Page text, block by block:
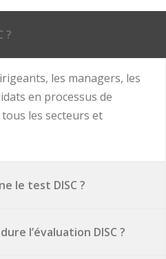
?
les managers, les
en processus de
les secteurs et
le test DISC ?
l’évaluation DISC ?